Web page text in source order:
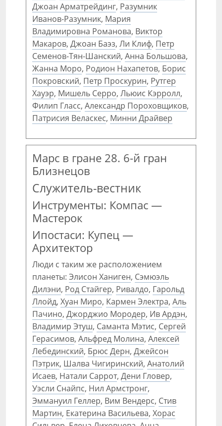
Джоан Арматрейдинг, Разумник
Иванов-Разумник, Мария
Владимировна Романова, Виктор
Макаров, Джоан Баэз, Ли Клиф, Петр
Семенов-Тян-Шанский, Анна Большова,
Жанна Моро, Родион Нахапетов, Борис
Покровский, Петр Проскурин, Рутгер
Хауэр, Мишель Серро, Льюис Кэрролл,
Филип Гласс, Александр Пороховщиков,
Патрисия Веласкес, Минни Драйвер
Марс в гране 28. 6-й гран
Близнецов
Служитель-вестник
Инструменты: Компас —
Мастерок
Ипостаси: Купец —
Архитектор
Люди с таким же расположением
планеты: Элисон Ханиген, Сэмюэль
Дилэни, Род Стайгер, Ривалдо, Гарольд
Ллойд, Хуан Миро, Кармен Электра, Аль
Пачино, Джорджио Мородер, Ив Ардэн,
Владимир Этуш, Саманта Мэтис, Сергей
Герасимов, Альфред Молина, Алексей
Лебединский, Брюс Дерн, Джейсон
Пэтрик, Шалва Чигиринский, Анатолий
Исаев, Натали Саррот, Дени Гловер,
Уэсли Снайпс, Нил Армстронг,
Эммануил Геллер, Вим Вендерс, Стив
Мартин, Екатерина Васильева, Хорас